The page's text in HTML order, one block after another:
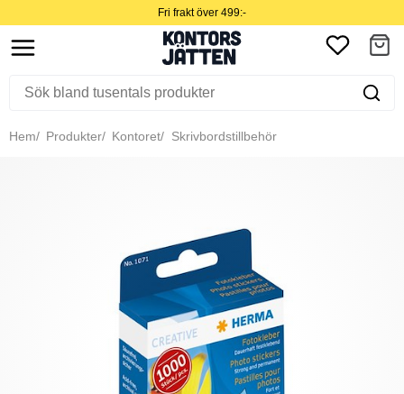
Fri frakt över 499:-
Hem Produkter Kontoret Skrivbordstillbehör